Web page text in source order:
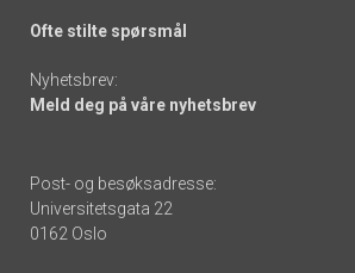
Ofte stilte spørsmål
Nyhetsbrev:
Meld deg på våre nyhetsbrev
Post- og besøksadresse:
Universitetsgata 22
0162 Oslo